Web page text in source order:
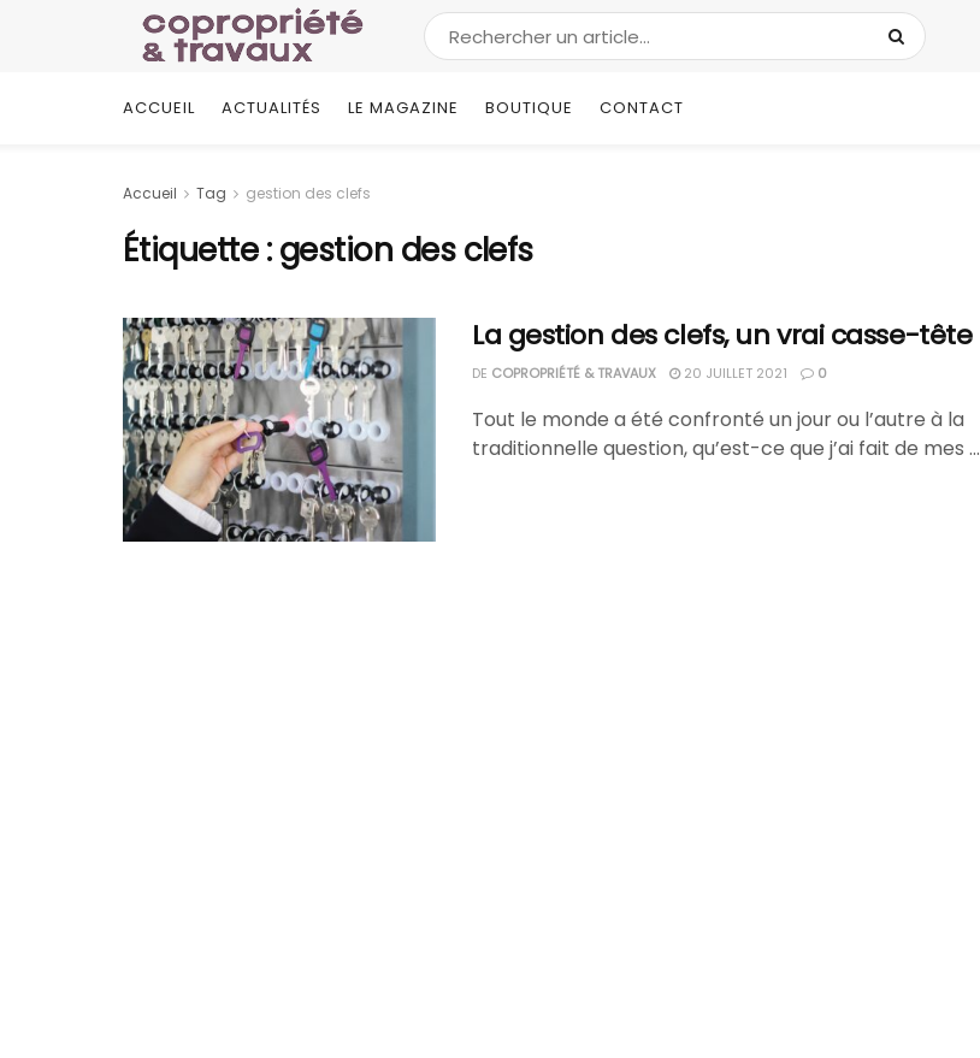
ACCUEIL ACTUALITÉS LE MAGAZINE BOUTIQUE CONTACT
Accueil Tag gestion des clefs
Étiquette :gestion des clefs
La gestion des clefs, un vrai casse-tête
DE COPROPRIÉTÉ & TRAVAUX 20 JUILLET 2021 0
Tout le monde a été confronté un jour ou l’autre à la
traditionnelle question, qu’est-ce que j’ai fait de mes ...